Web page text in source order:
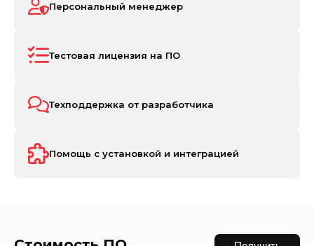
Персональный менеджер
Тестовая лицензия на ПО
Техподдержка от разработчика
Помощь с установкой и интеграцией